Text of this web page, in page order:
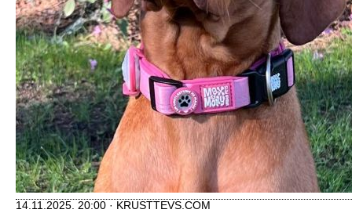
14.11.2025. 20:00 · KRUSTTEVS.COM